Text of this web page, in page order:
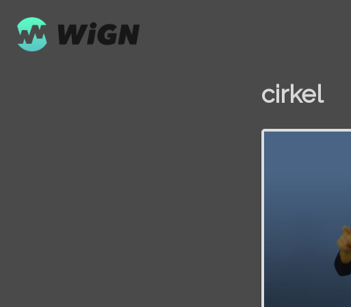
cirkel